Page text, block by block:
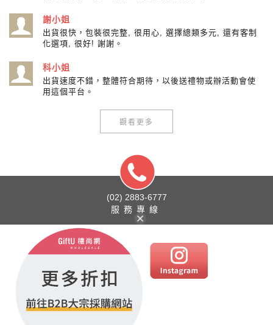
謝小姐
出貨很快，包裝很完整, 很用心, 選擇總類多元, 還有客制
化選項, 很好! 謝謝。
科小姐
出貨速度不錯，整體符合期待，以後送禮物或辦活動會使
用這個平台。
觀看更多
(02) 2883-6777
服務專線